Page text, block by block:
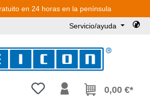
en 24 horas en la península
Servicio/ayuda
Tienes 0 artículos en tu lista de
0,00 €*